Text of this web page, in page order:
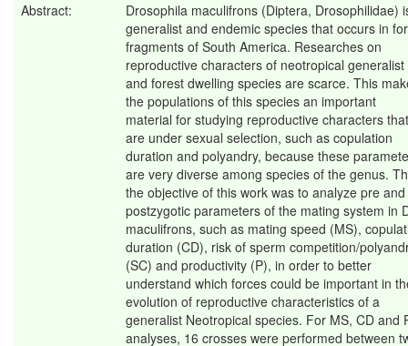
Abstract:
Drosophila maculifrons (Diptera, Drosophilidae)
generalist and endemic species that occurs in
fragments of South America. Researches on
reproductive characters of neotropical generalist
and forest dwelling species are scarce. This
the populations of this species an important
material for studying reproductive characters that
are under sexual selection, such as copulation
duration and polyandry, because these
are very diverse among species of the genus.
the objective of this work was to analyze pre and
postzygotic parameters of the mating system in
maculifrons, such as mating speed (MS),
duration (CD), risk of sperm competition/
(SC) and productivity (P), in order to better
understand which forces could be important in
evolution of reproductive characteristics of a
generalist Neotropical species. For MS, CD and
analyses, 16 crosses were performed between